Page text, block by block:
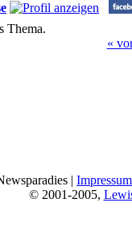
Thema.
«
| Impressum
© 2001-2005,